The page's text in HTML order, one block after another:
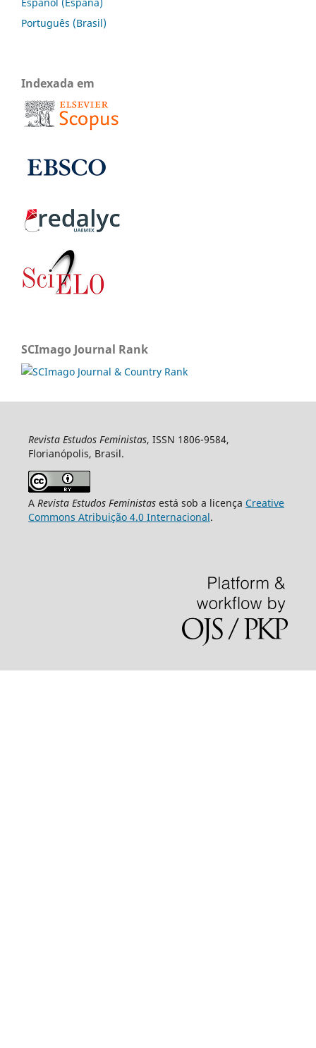
Português (Brasil)
Indexada em
SCImago Journal Rank
Revista Estudos Feministas, ISSN 1806-9584,
Florianópolis, Brasil.
A Revista Estudos Feministasestá sob a licença Creative
Commons Atribuição 4.0 Internacional.